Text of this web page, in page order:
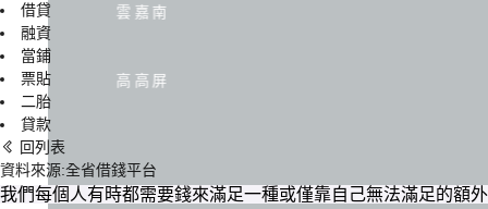
雲嘉南
高高屏
借貸
融資
當鋪
票貼
二胎
貸款
回列表
資料來源:全省借錢平台
我們每個人有時都需要錢來滿足一種或僅靠自己無法滿足的額外